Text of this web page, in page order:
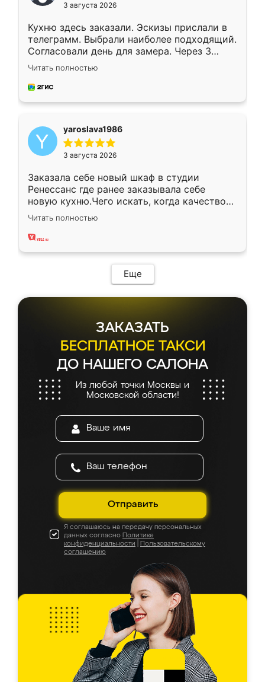
3 августа 2026
Кухню здесь заказали. Эскизы прислали в
телеграмм. Выбрали наиболее подходящий.
Согласовали день для замера. Через 3
недели кухня была уже готова. Остались
довольны работой. Спасибо Ренессанс
мебель за качественную работу!
Читать полностью
yaroslava1986
3 августа 2026
Заказала себе новый шкаф в студии
Ренессанс где ранее заказывала себе
новую кухню.Чего искать, когда качеством
вполне довольна. Служит кухня уже почти
два года, нареканий нет.
Читать полностью
Еще
ЗАКАЗАТЬ
БЕСПЛАТНОЕ ТАКСИ
ДО НАШЕГО САЛОНА
Из любой точки Москвы и
Московской области!
Отправить
Я соглашаюсь на передачу персональных
данных согласно Политике
конфиденциальности
Пользовательскому
соглашению